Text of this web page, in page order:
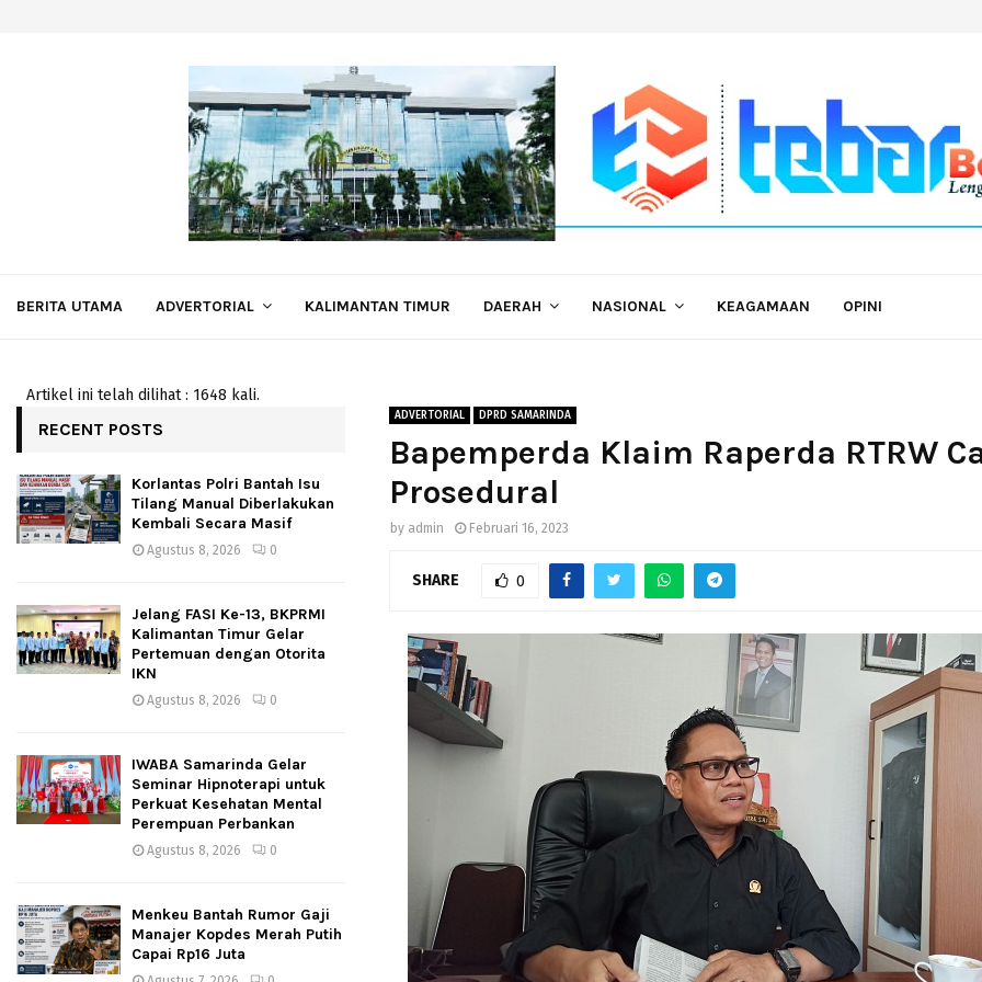
BERITA UTAMA ADVERTORIAL KALIMANTAN TIMUR DAERAH NASIONAL KEAGAMAAN OPINI
Artikel ini telah dilihat : 1648 kali.
ADVERTORIAL DPRD SAMARINDA
Bapemperda Klaim Raperda RTRW
Prosedural
by admin Februari 16, 2023
SHARE 0
RECENT POSTS
Korlantas Polri Bantah Isu
Tilang Manual Diberlakukan
Kembali Secara Masif
Agustus 8, 2026 0
Jelang FASI Ke-13, BKPRMI
Kalimantan Timur Gelar
Pertemuan dengan Otorita
IKN
Agustus 8, 2026 0
IWABA Samarinda Gelar
Seminar Hipnoterapi untuk
Perkuat Kesehatan Mental
Perempuan Perbankan
Agustus 8, 2026 0
Menkeu Bantah Rumor Gaji
Manajer Kopdes Merah Putih
Capai Rp16 Juta